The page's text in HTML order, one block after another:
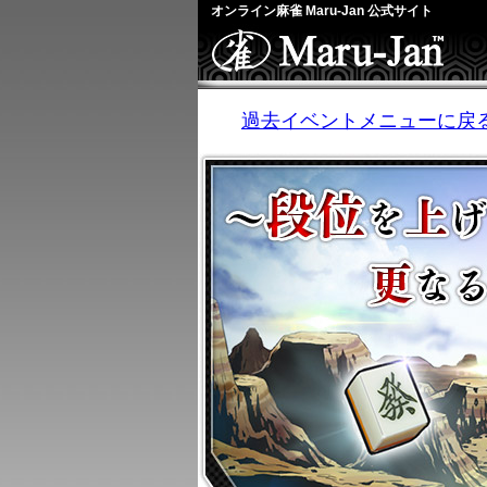
オンライン麻雀 Maru-Jan 公式サイト
過去イベントメニューに戻